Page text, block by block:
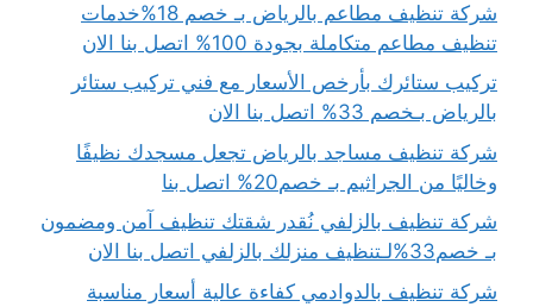
شركة تنظيف مطاعم بالرياض بـ خصم 18%خدمات
تنظيف مطاعم متكاملة بجودة 100% اتصل بنا الان
تركيب ستائرك بأرخص الأسعار مع فني تركيب ستائر
بالرياض بـخصم 33% اتصل بنا الان
شركة تنظيف مساجد بالرياض تجعل مسجدك نظيفًا
وخاليًا من الجراثيم بـ خصم20% اتصل بنا
شركة تنظيف بالزلفي نُقدر شقتك تنظيف آمن ومضمون
بـ خصم33%لـتنظيف منزلك بالزلفي اتصل بنا الان
شركة تنظيف بالدوادمي كفاءة عالية أسعار مناسبة